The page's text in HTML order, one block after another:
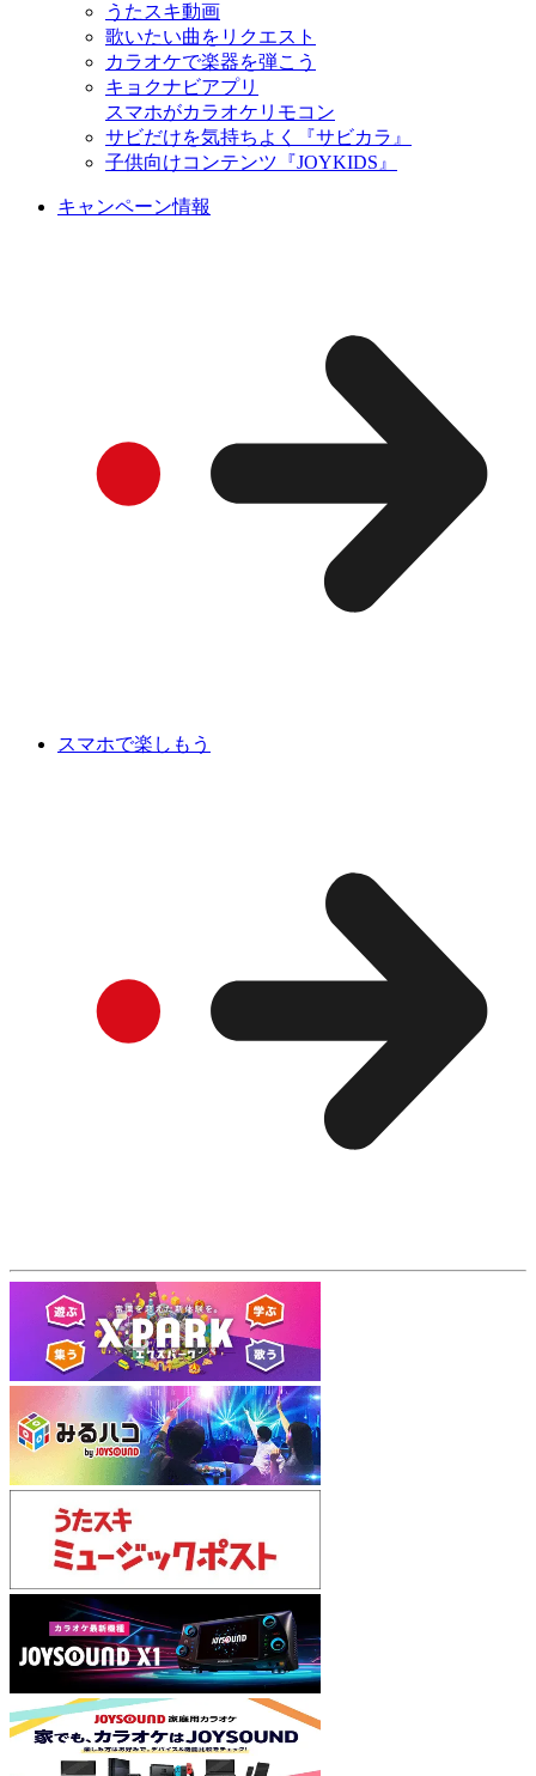
うたスキ動画
歌いたい曲をリクエスト
カラオケで楽器を弾こう
キョクナビアプリ
スマホがカラオケリモコン
サビだけを気持ちよく『サビカラ』
子供向けコンテンツ『JOYKIDS』
キャンペーン情報
スマホで楽しもう